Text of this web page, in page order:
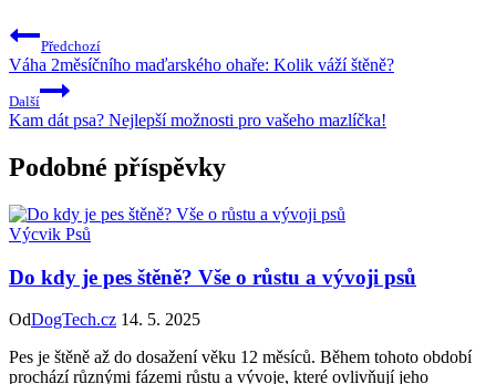
Předchozí
Váha 2měsíčního maďarského ohaře: Kolik váží štěně?
Další
Kam dát psa? Nejlepší možnosti pro vašeho mazlíčka!
Podobné příspěvky
Výcvik Psů
Do kdy je pes štěně? Vše o růstu a vývoji psů
OdDogTech.cz 14. 5. 2025
Pes je štěně až do dosažení věku 12 měsíců. Během tohoto období
prochází různými fázemi růstu a vývoje, které ovlivňují jeho